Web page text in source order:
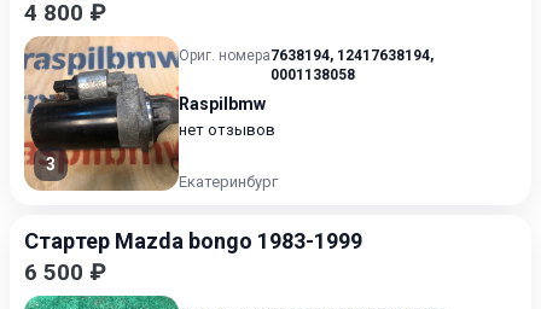
4 800 ₽
3
Ориг. номера7638194, 12417638194,
0001138058
Raspilbmw
нет отзывов
Екатеринбург
Стартер Mazda bongo 1983-1999
6 500 ₽